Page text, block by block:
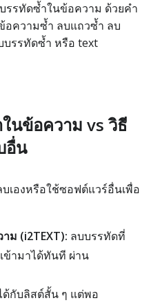
รรทัดซ้ำในข้อความ ด้วยคำ
อความซ้ำ ลบแถวซ้ำ ลบ
รรทัดซ้ำ หรือ text
นข้อความ vs วิธี
อื่น
เองหรือใช้ซอฟต์แวร์อื่นเพื่อ
ม (i2TEXT): ลบบรรทัดที่
ามาได้ทันที ผ่าน
ด้กับลิสต์สั้น ๆ แต่พอ